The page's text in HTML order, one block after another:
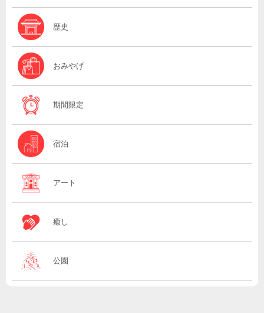
歴史
おみやげ
期間限定
宿泊
アート
癒し
公園